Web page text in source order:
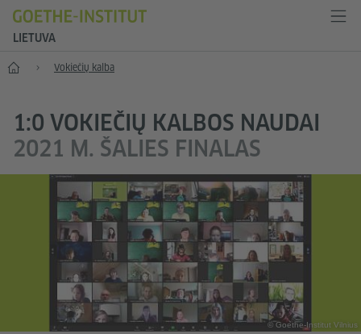
LIETUVA
Pradžia Vokiečių kalba
1:0 VOKIEČIŲ KALBOS NAUDAI
2021 M. ŠALIES FINALAS
© Goethe-Institut Vilnius